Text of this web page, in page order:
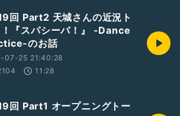
回 Part2 天城さんの近況ト
『スパシーバ！』 -Dance
のお話
07-25 21:40:28
11:28
回 Part1 オープニングトー